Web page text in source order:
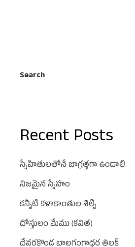
Search
Recent Posts
స్నేహితులతోనే జాగ్రత్తగా ఉండాలి.
నిజమైన స్నేహం
కన్నీటి కళాకాంతుల శిల్పి
దోస్తులం మేము (కవిత)
దేవరకొండ బాలగంగాధర తిలక్